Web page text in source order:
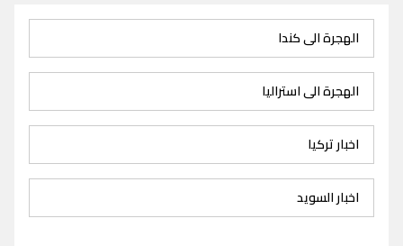
الهجرة الى كندا
الهجرة الى استراليا
اخبار تركيا
اخبار السويد